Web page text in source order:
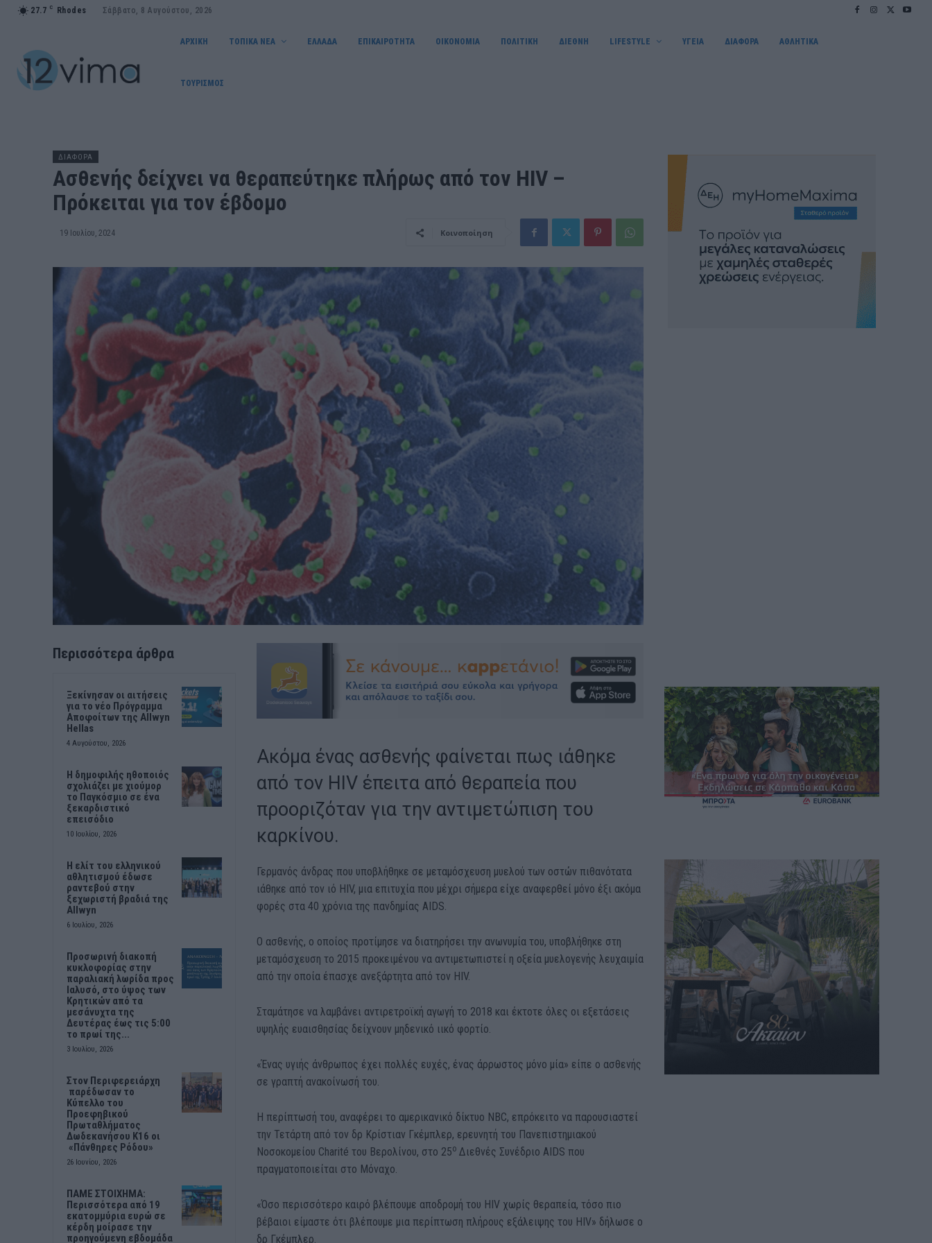
27.7 C Rhodes Σάββατο, 8 Αυγούστου, 2026
ΑΡΧΙΚΗ ΤΟΠΙΚΑ ΝΕΑ ΕΛΛΑΔΑ ΕΠΙΚΑΙΡΟΤΗΤΑ OIKONOMIA ΠΟΛΙΤΙΚΗ ΔΙΕΘΝΗ LIFESTYLE ΥΓΕΙΑ ΔΙΑΦΟΡΑ ΑΘΛΗΤΙΚΑ
ΤΟΥΡΙΣΜΟΣ
ΔΙΑΦΟΡΑ
Ασθενής δείχνει να θεραπεύτηκε πλήρως από τον HIV –
Πρόκειται για τον έβδομο
19 Ιουλίου, 2024 Κοινοποίηση
Περισσότερα άρθρα
Ξεκίνησαν οι αιτήσεις
για το νέο Πρόγραμμα
Αποφοίτων της Allwyn
Hellas
4 Αυγούστου, 2026
Η δημοφιλής ηθοποιός
σχολιάζει με χιούμορ
το Παγκόσμιο σε ένα
ξεκαρδιστικό
επεισόδιο
10 Ιουλίου, 2026
Η ελίτ του ελληνικού
αθλητισμού έδωσε
ραντεβού στην
ξεχωριστή βραδιά της
Allwyn
6 Ιουλίου, 2026
Προσωρινή διακοπή
κυκλοφορίας στην
παραλιακή λωρίδα προς
Ιαλυσό, στο ύψος των
Κρητικών από τα
μεσάνυχτα της
Δευτέρας έως τις 5:00
το πρωί της...
3 Ιουλίου, 2026
Στον Περιφερειάρχη
παρέδωσαν το
Κύπελλο του
Προεφηβικού
Πρωταθλήματος
Δωδεκανήσου Κ16 οι
«Πάνθηρες Ρόδου»
26 Ιουνίου, 2026
ΠΑΜΕ ΣΤΟΙΧΗΜΑ:
Περισσότερα από 19
εκατομμύρια ευρώ σε
κέρδη μοίρασε την
προηγούμενη εβδομάδα
Ακόμα ένας ασθενής φαίνεται πως ιάθηκε
από τον HIV έπειτα από θεραπεία που
προοριζόταν για την αντιμετώπιση του
καρκίνου.
Γερμανός άνδρας που υποβλήθηκε σε μεταμόσχευση μυελού των οστών πιθανότατα
ιάθηκε από τον ιό HIV, μια επιτυχία που μέχρι σήμερα είχε αναφερθεί μόνο έξι ακόμα
φορές στα 40 χρόνια της πανδημίας AIDS.
Ο ασθενής, ο οποίος προτίμησε να διατηρήσει την ανωνυμία του, υποβλήθηκε στη
μεταμόσχευση το 2015 προκειμένου να αντιμετωπιστεί η οξεία μυελογενής λευχαιμία
από την οποία έπασχε ανεξάρτητα από τον HIV.
Σταμάτησε να λαμβάνει αντιρετροϊκή αγωγή το 2018 και έκτοτε όλες οι εξετάσεις
υψηλής ευαισθησίας δείχνουν μηδενικό ιικό φορτίο.
«Ένας υγιής άνθρωπος έχει πολλές ευχές, ένας άρρωστος μόνο μία» είπε ο ασθενής
σε γραπτή ανακοίνωσή του.
Η περίπτωσή του, αναφέρει το αμερικανικό δίκτυο NBC, επρόκειτο να παρουσιαστεί
την Τετάρτη από τον δρ Κρίστιαν Γκέμπλερ, ερευνητή του Πανεπιστημιακού
Νοσοκομείου Charité του Βερολίνου, στο 25οΔιεθνές Συνέδριο AIDS που
πραγματοποιείται στο Μόναχο.
«Όσο περισσότερο καιρό βλέπουμε αποδρομή του HIV χωρίς θεραπεία, τόσο πιο
βέβαιοι είμαστε ότι βλέπουμε μια περίπτωση πλήρους εξάλειψης του HIV» δήλωσε ο
δρ Γκέμπλερ.